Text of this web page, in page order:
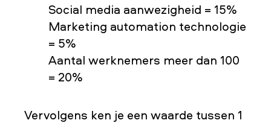
Social media aanwezigheid = 15%
Marketing automation technologie
= 5%
Aantal werknemers meer dan 100
= 20%
Vervolgens ken je een waarde tussen 1